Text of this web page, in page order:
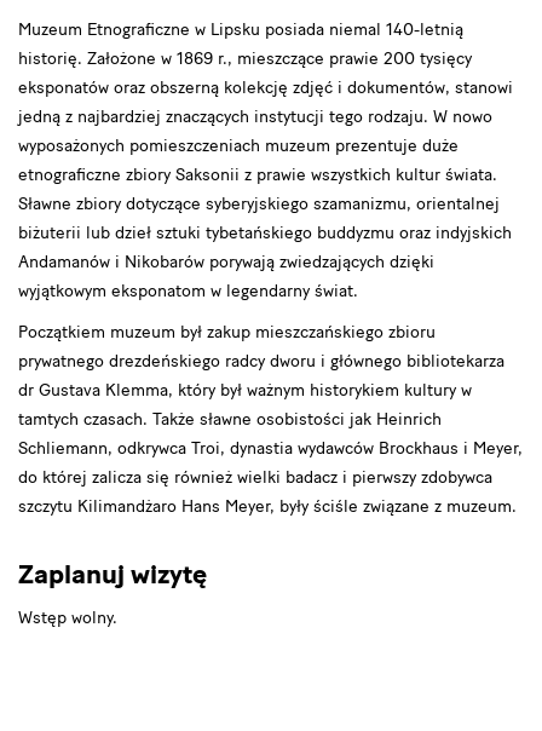
Muzeum Etnograficzne w Lipsku posiada niemal 140-letnią
historię. Założone w 1869 r., mieszczące prawie 200 tysięcy
eksponatów oraz obszerną kolekcję zdjęć i dokumentów, stanowi
jedną z najbardziej znaczących instytucji tego rodzaju. W nowo
wyposażonych pomieszczeniach muzeum prezentuje duże
etnograficzne zbiory Saksonii z prawie wszystkich kultur świata.
Sławne zbiory dotyczące syberyjskiego szamanizmu, orientalnej
biżuterii lub dzieł sztuki tybetańskiego buddyzmu oraz indyjskich
Andamanów i Nikobarów porywają zwiedzających dzięki
wyjątkowym eksponatom w legendarny świat.
Początkiem muzeum był zakup mieszczańskiego zbioru
prywatnego drezdeńskiego radcy dworu i głównego bibliotekarza
dr Gustava Klemma, który był ważnym historykiem kultury w
tamtych czasach. Także sławne osobistości jak Heinrich
Schliemann, odkrywca Troi, dynastia wydawców Brockhaus i Meyer,
do której zalicza się również wielki badacz i pierwszy zdobywca
szczytu Kilimandżaro Hans Meyer, były ściśle związane z muzeum.
Zaplanuj wizytę
Wstęp wolny.